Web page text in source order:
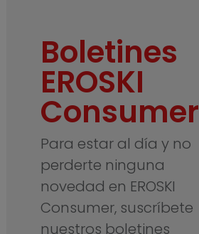
Boletines
EROSKI
Consumer
Para estar al día y no
perderte ninguna
novedad en EROSKI
Consumer, suscríbete
nuestros boletines